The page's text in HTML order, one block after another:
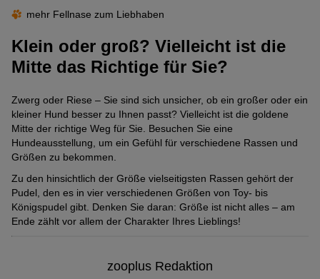
mehr Fellnase zum Liebhaben
Klein oder groß? Vielleicht ist die
Mitte das Richtige für Sie?
Zwerg oder Riese – Sie sind sich unsicher, ob ein großer oder ein
kleiner Hund besser zu Ihnen passt? Vielleicht ist die goldene
Mitte der richtige Weg für Sie. Besuchen Sie eine
Hundeausstellung, um ein Gefühl für verschiedene Rassen und
Größen zu bekommen.
Zu den hinsichtlich der Größe vielseitigsten Rassen gehört der
Pudel, den es in vier verschiedenen Größen von Toy- bis
Königspudel gibt. Denken Sie daran: Größe ist nicht alles – am
Ende zählt vor allem der Charakter Ihres Lieblings!
zooplus Redaktion